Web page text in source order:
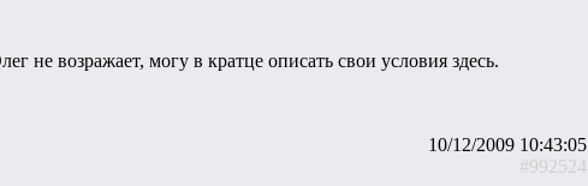
не возражает, могу в кратце описать свои условия здесь.
10/12/2009 10:43:05
#992524